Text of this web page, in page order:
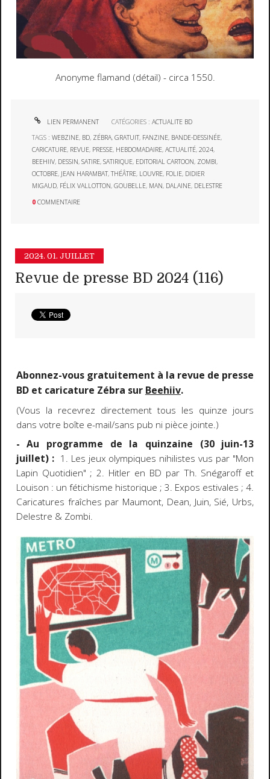
Anonyme flamand (détail) - circa 1550.
LIEN PERMANENT CATÉGORIES :ACTUALITE BD
TAGS :WEBZINE, BD, ZÉBRA,GRATUIT, FANZINE, BANDE-DESSINÉE,
CARICATURE, REVUE, PRESSE, HEBDOMADAIRE,ACTUALITÉ,2024,
BEEHIIV, DESSIN,SATIRE,SATIRIQUE, EDITORIAL CARTOON, ZOMBI,
OCTOBRE, JEAN HARAMBAT,THÉÂTRE, LOUVRE, FOLIE, DIDIER
MIGAUD, FÉLIX VALLOTTON,GOUBELLE, MAN, DALAINE, DELESTRE
0 COMMENTAIRE
2024. 01. JUILLET
Revue de presse BD 2024 (116)
Abonnez-vous gratuitement à la revue de presse
BD et caricature Zébra sur Beehiiv.
(Vous la recevrez directement tous les quinze jours
dans votre boîte e-mail/sans pub ni pièce jointe.)
- Au programme de la quinzaine (30 juin-13
juillet) :1. Les jeux olympiques nihilistes vus par "Mon
Lapin Quotidien" ; 2. Hitler en BD par Th. Snégaroff et
Louison : un fétichisme historique ; 3. Expos estivales ; 4.
Caricatures fraîches par Maumont, Dean, Juin, Sié, Urbs,
Delestre & Zombi.